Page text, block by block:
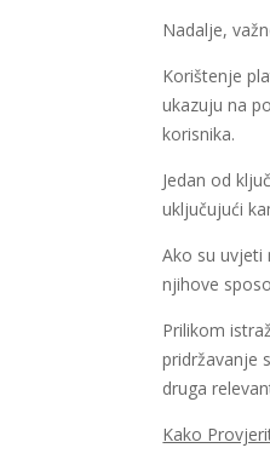
Nadalje,
Korištenje
ukazuju na
korisnika.
Jedan od
uključujući
Ako su uvjeti
njihove
Prilikom
pridržavanje
druga
Kako